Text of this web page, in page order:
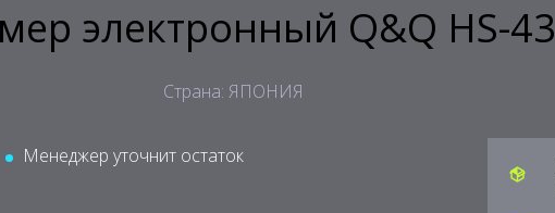
электронный Q&Q HS-43
Страна: ЯПОНИЯ
Менеджер уточнит остаток